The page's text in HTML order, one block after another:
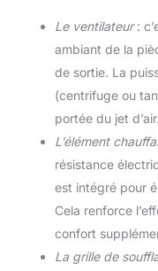
Le ventilateur:
ambiant de la
de sortie. La
(centrifuge ou
portée du jet d’air.
L’élément
résistance
est intégré pour
Cela renforce
confort
La grille de